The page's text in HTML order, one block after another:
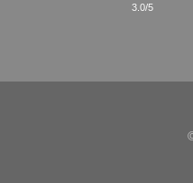
3.0/5